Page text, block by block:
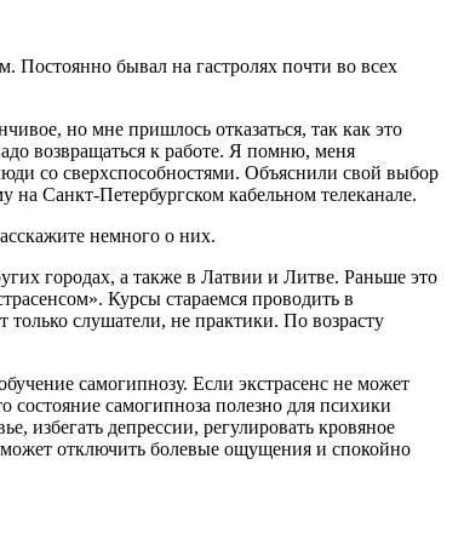
Постоянно бывал на гастролях почти во всех
но мне пришлось отказаться, так как это
возвращаться к работе. Я помню, меня
со сверхспособностями. Объяснили свой выбор
Санкт-Петербургском кабельном телеканале.
немного о них.
городах, а также в Латвии и Литве. Раньше это
Курсы стараемся проводить в
только слушатели, не практики. По возрасту
самогипнозу. Если экстрасенс не может
самогипноза полезно для психики
избегать депрессии, регулировать кровяное
может отключить болевые ощущения и спокойно